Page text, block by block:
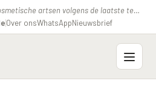
1 van de 10 beste cosmetische artsen volgens de laatste test van de consumentenbond.
Over onsWhatsAppNieuwsbrief